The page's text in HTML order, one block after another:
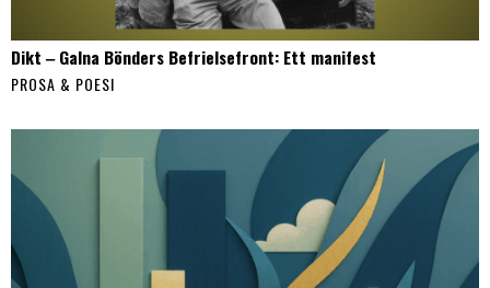
Dikt ‒ Galna Bönders Befrielsefront: Ett manifest
PROSA & POESI